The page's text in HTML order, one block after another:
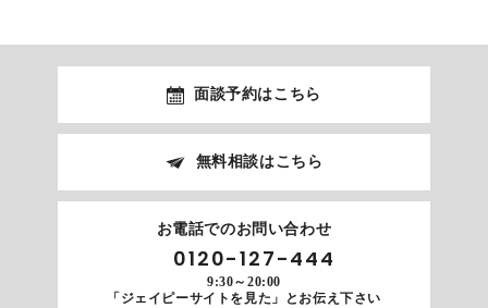
面談予約はこちら
無料相談はこちら
お電話でのお問い合わせ
0120-127-444
9:30～20:00
「ジェイピーサイトを見た」とお伝え下さい